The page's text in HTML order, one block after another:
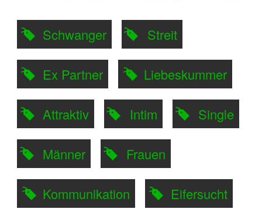
Schwanger Streit
Ex Partner Liebeskummer
Attraktiv Intim Single
Männer Frauen
Kommunikation Eifersucht